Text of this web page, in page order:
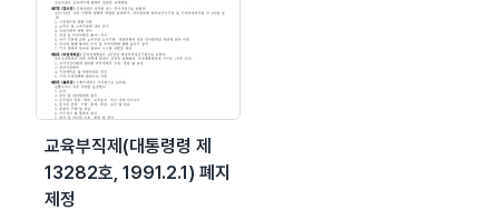
교육부직제(대통령령 제
13282호, 1991.2.1) 폐지
제정